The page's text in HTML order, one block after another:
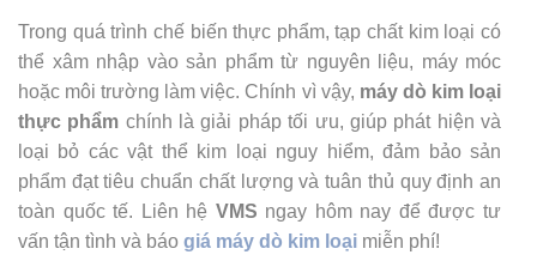
Trong quá trình chế biến thực phẩm, tạp chất kim loại có
thể xâm nhập vào sản phẩm từ nguyên liệu, máy móc
hoặc môi trường làm việc. Chính vì vậy, máy dò kim loại
thực phẩm chính là giải pháp tối ưu, giúp phát hiện và
loại bỏ các vật thể kim loại nguy hiểm, đảm bảo sản
phẩm đạt tiêu chuẩn chất lượng và tuân thủ quy định an
toàn quốc tế. Liên hệ VMS ngay hôm nay để được tư
vấn tận tình và báo giá máy dò kim loại miễn phí!